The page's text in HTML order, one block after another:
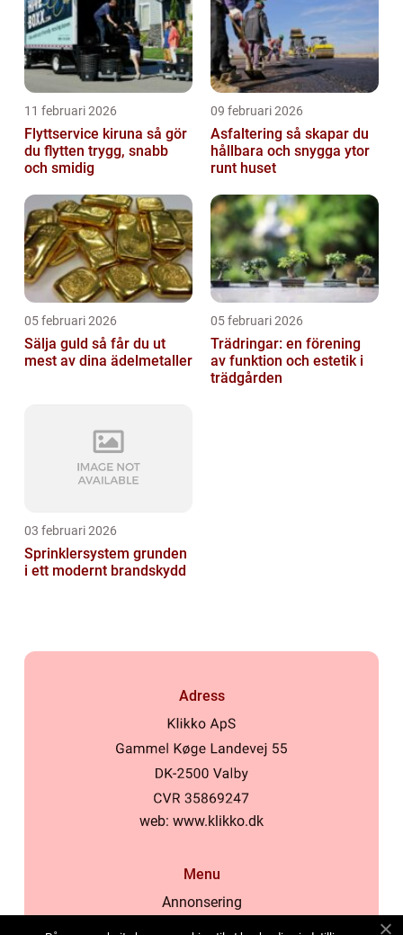
11 februari 2026
Flyttservice kiruna så gör
du flytten trygg, snabb
och smidig
09 februari 2026
Asfaltering så skapar du
hållbara och snygga ytor
runt huset
05 februari 2026
Sälja guld så får du ut
mest av dina ädelmetaller
05 februari 2026
Trädringar: en förening
av funktion och estetik i
trädgården
03 februari 2026
Sprinklersystem grunden
i ett modernt brandskydd
Adress
web: www.klikko.dk
Menu
Annonsering